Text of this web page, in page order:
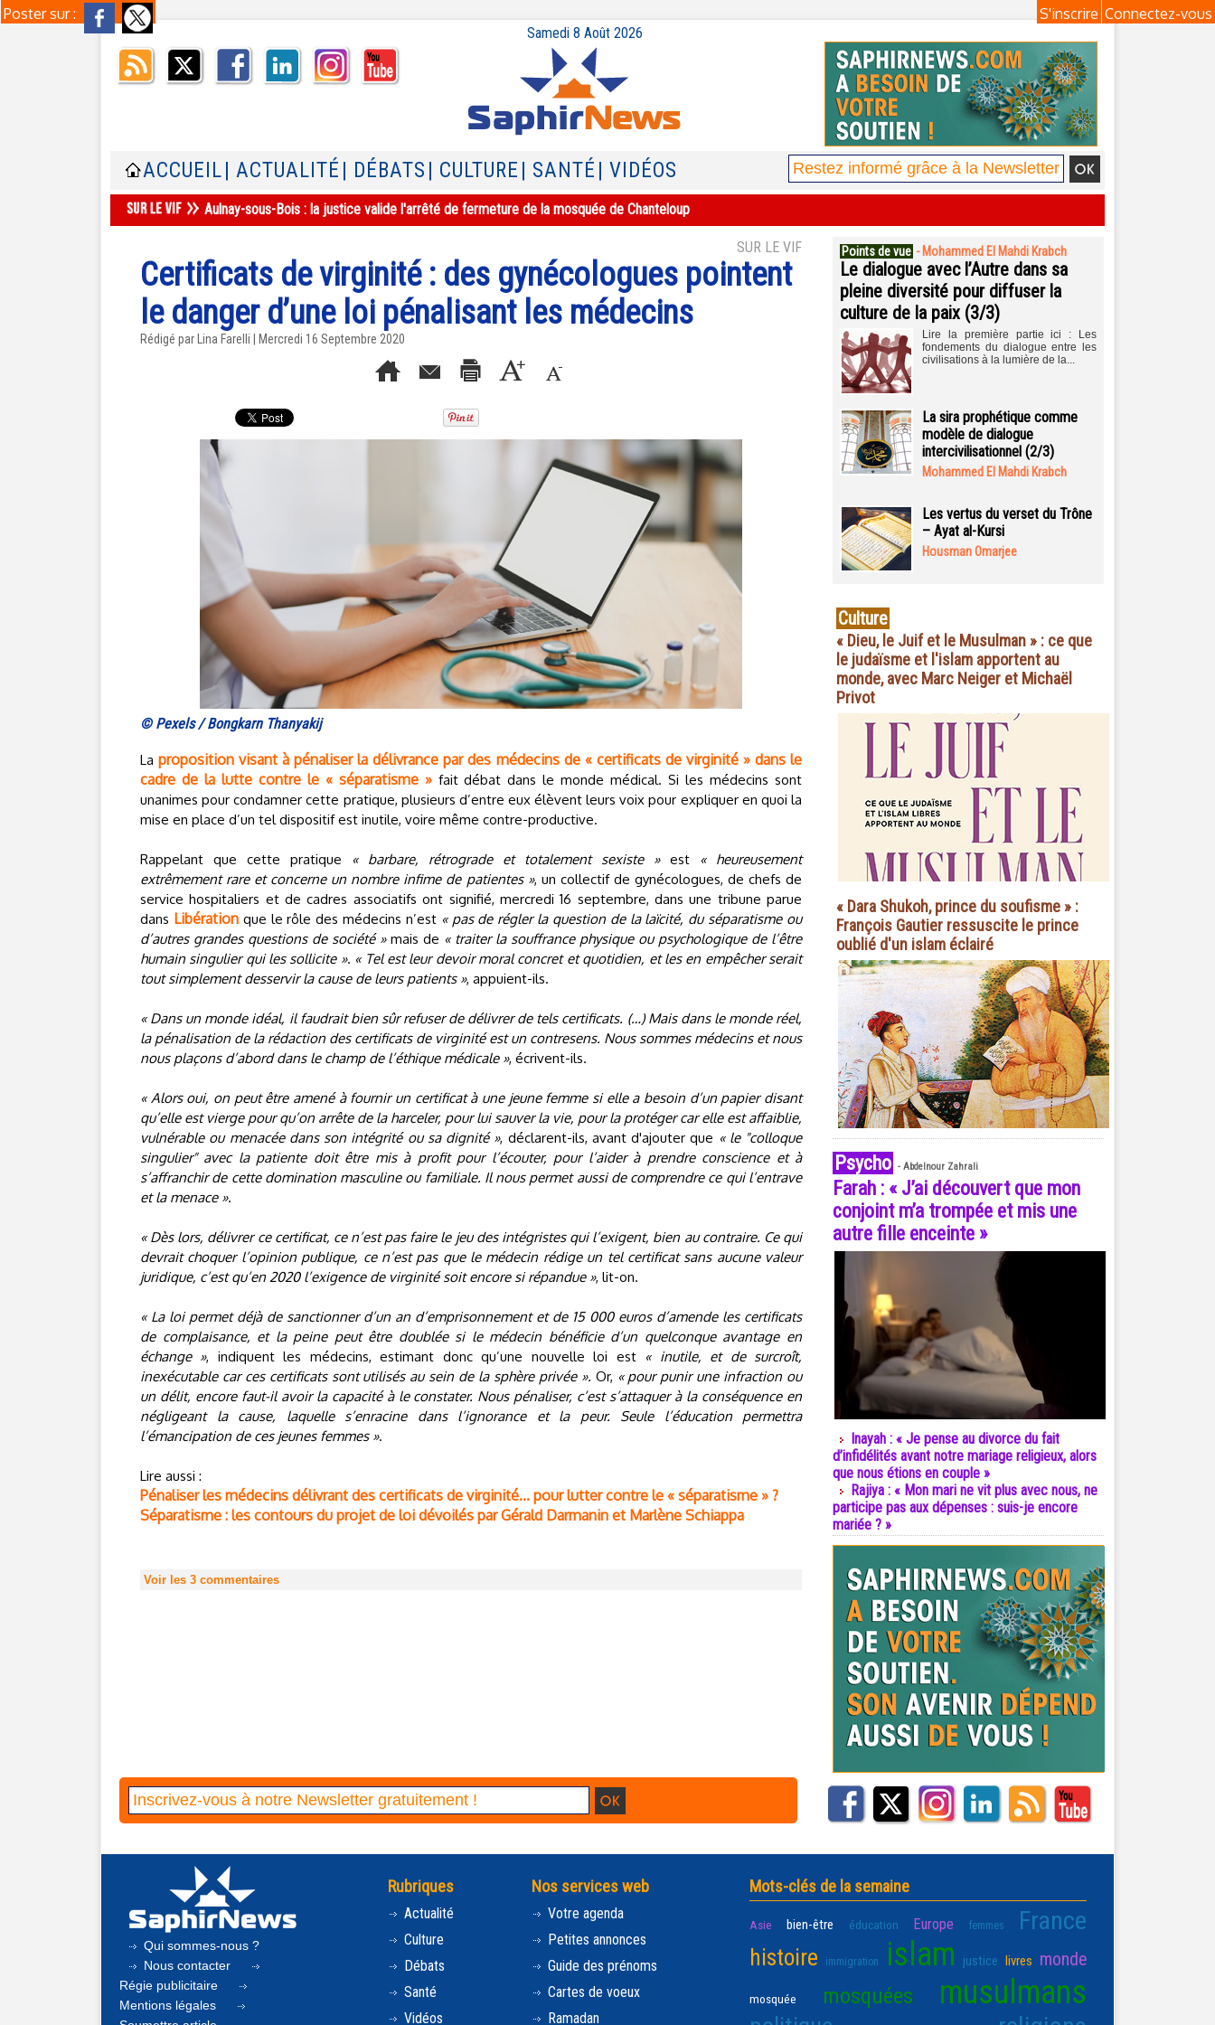
Poster sur : Connectez-vous
S'inscrire
Samedi 8 Août 2026
ACCUEIL | ACTUALITÉ | DÉBATS | CULTURE | SANTÉ | VIDÉOS
Aulnay-sous-Bois : la justice valide l'arrêté de fermeture de la mosquée de Chanteloup
SUR LE VIF
Certificats de virginité : des gynécologues pointent
le danger d’une loi pénalisant les médecins
Rédigé par Lina Farelli | Mercredi 16 Septembre 2020
© Pexels / Bongkarn Thanyakij
Laproposition visant à pénaliser la délivrance par des médecins de « certificats de virginité » dans le
cadre de la lutte contre le « séparatisme »fait débat dans le monde médical. Si les médecins sont
unanimes pour condamner cette pratique, plusieurs d’entre eux élèvent leurs voix pour expliquer en quoi la
mise en place d’un tel dispositif est inutile, voire même contre-productive.
Rappelant que cette pratique « barbare, rétrograde et totalement sexiste »est
« heureusement
extrêmement rare et concerne un nombre infime de patientes », un collectif de gynécologues, de chefs de
service hospitaliers et de cadres associatifs ont signifié, mercredi 16 septembre, dans une tribune parue
dans Libérationque le rôle des médecins n’est « pas de régler la question de la laïcité, du séparatisme ou
d’autres grandes questions de société »mais de « traiter la souffrance physique ou psychologique de l’être
humain singulier qui les sollicite ». « Tel est leur devoir moral concret et quotidien, et les en empêcher serait
tout simplement desservir la cause de leurs patients », appuient-ils.
« Dans un monde idéal, il faudrait bien sûr refuser de délivrer de tels certificats. (…) Mais dans le monde réel,
la pénalisation de la rédaction des certificats de virginité est un contresens. Nous sommes médecins et nous
nous plaçons d’abord dans le champ de l’éthique médicale », écrivent-ils.
« Alors oui, on peut être amené à fournir un certificat à une jeune femme si elle a besoin d’un papier disant
qu’elle est vierge pour qu’on arrête de la harceler, pour lui sauver la vie, pour la protéger car elle est affaiblie,
vulnérable ou menacée dans son intégrité ou sa dignité », déclarent-ils, avant d'ajouter que « le "colloque
singulier" avec la patiente doit être mis à profit pour l’écouter, pour l’aider à prendre conscience et à
s’affranchir de cette domination masculine ou familiale. Il nous permet aussi de comprendre ce qui l’entrave
et la menace ».
« Dès lors, délivrer ce certificat, ce n’est pas faire le jeu des intégristes qui l’exigent, bien au contraire. Ce qui
devrait choquer l’opinion publique, ce n’est pas que le médecin rédige un tel certificat sans aucune valeur
juridique, c’est qu’en 2020 l’exigence de virginité soit encore si répandue », lit-on.
« La loi permet déjà de sanctionner d’un an d’emprisonnement et de 15 000 euros d’amende les certificats
de complaisance, et la peine peut être doublée si le médecin bénéficie d’un quelconque avantage en
échange », indiquent les médecins, estimant donc qu’une nouvelle loi est « inutile, et de surcroît,
inexécutable car ces certificats sont utilisés au sein de la sphère privée ». Or, « pour punir une infraction ou
un délit, encore faut-il avoir la capacité à le constater. Nous pénaliser, c’est s’attaquer à la conséquence en
négligeant la cause, laquelle s’enracine dans l’ignorance et la peur. Seule l’éducation permettra
l’émancipation de ces jeunes femmes ».
Lire aussi :
Pénaliser les médecins délivrant des certificats de virginité... pour lutter contre le « séparatisme » ?
Séparatisme : les contours du projet de loi dévoilés par Gérald Darmanin et Marlène Schiappa
Voir les 3 commentaires
Points de vue - Mohammed El Mahdi Krabch
Le dialogue avec l’Autre dans sa
pleine diversité pour diffuser la
culture de la paix (3/3)
Lire la première partie ici : Les
fondements du dialogue entre les
civilisations à la lumière de la...
La sira prophétique comme
modèle de dialogue
intercivilisationnel (2/3)
Mohammed El Mahdi Krabch
Les vertus du verset du Trône
– Ayat al-Kursi
Housman Omarjee
Culture
« Dieu, le Juif et le Musulman » : ce que
le judaïsme et l'islam apportent au
monde, avec Marc Neiger et Michaël
Privot
« Dara Shukoh, prince du soufisme » :
François Gautier ressuscite le prince
oublié d'un islam éclairé
Psycho - Abdelnour Zahrali
Farah : « J’ai découvert que mon
conjoint m’a trompée et mis une
autre fille enceinte »
Inayah : « Je pense au divorce du fait
d’infidélités avant notre mariage religieux, alors
que nous étions en couple »
Rajiya : « Mon mari ne vit plus avec nous, ne
participe pas aux dépenses : suis-je encore
mariée ? »
Qui sommes-nous ?
Nous contacter
Régie publicitaire
Mentions légales
Rubriques
Actualité
Culture
Débats
Santé
Vidéos
Nos services web
Votre agenda
Petites annonces
Guide des prénoms
Cartes de voeux
Ramadan
Mots-clés de la semaine
Asie bien-être éducation Europe femmes France
histoire immigration islam justice livres monde
mosquée mosquées musulmans